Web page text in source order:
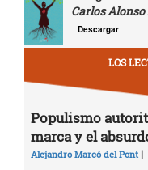
Carlos
Descargar
LOS
Populismo
marca y el
Alejandro Marcó del Pont |